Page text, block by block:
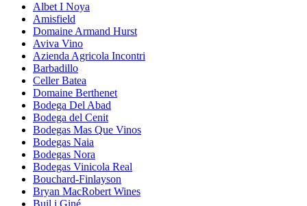
Albet I Noya
Amisfield
Domaine Armand Hurst
Aviva Vino
Azienda Agricola Incontri
Barbadillo
Celler Batea
Domaine Berthenet
Bodega Del Abad
Bodega del Cenit
Bodegas Mas Que Vinos
Bodegas Naia
Bodegas Nora
Bodegas Vinicola Real
Bouchard-Finlayson
Bryan MacRobert Wines
Buil i Giné